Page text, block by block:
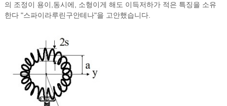
의 조정이 용이,동시에, 소형이게 해도 이득저하가 적은 특징을 소유
한다 "스파이라루린구안테나"을 고안했습니다.